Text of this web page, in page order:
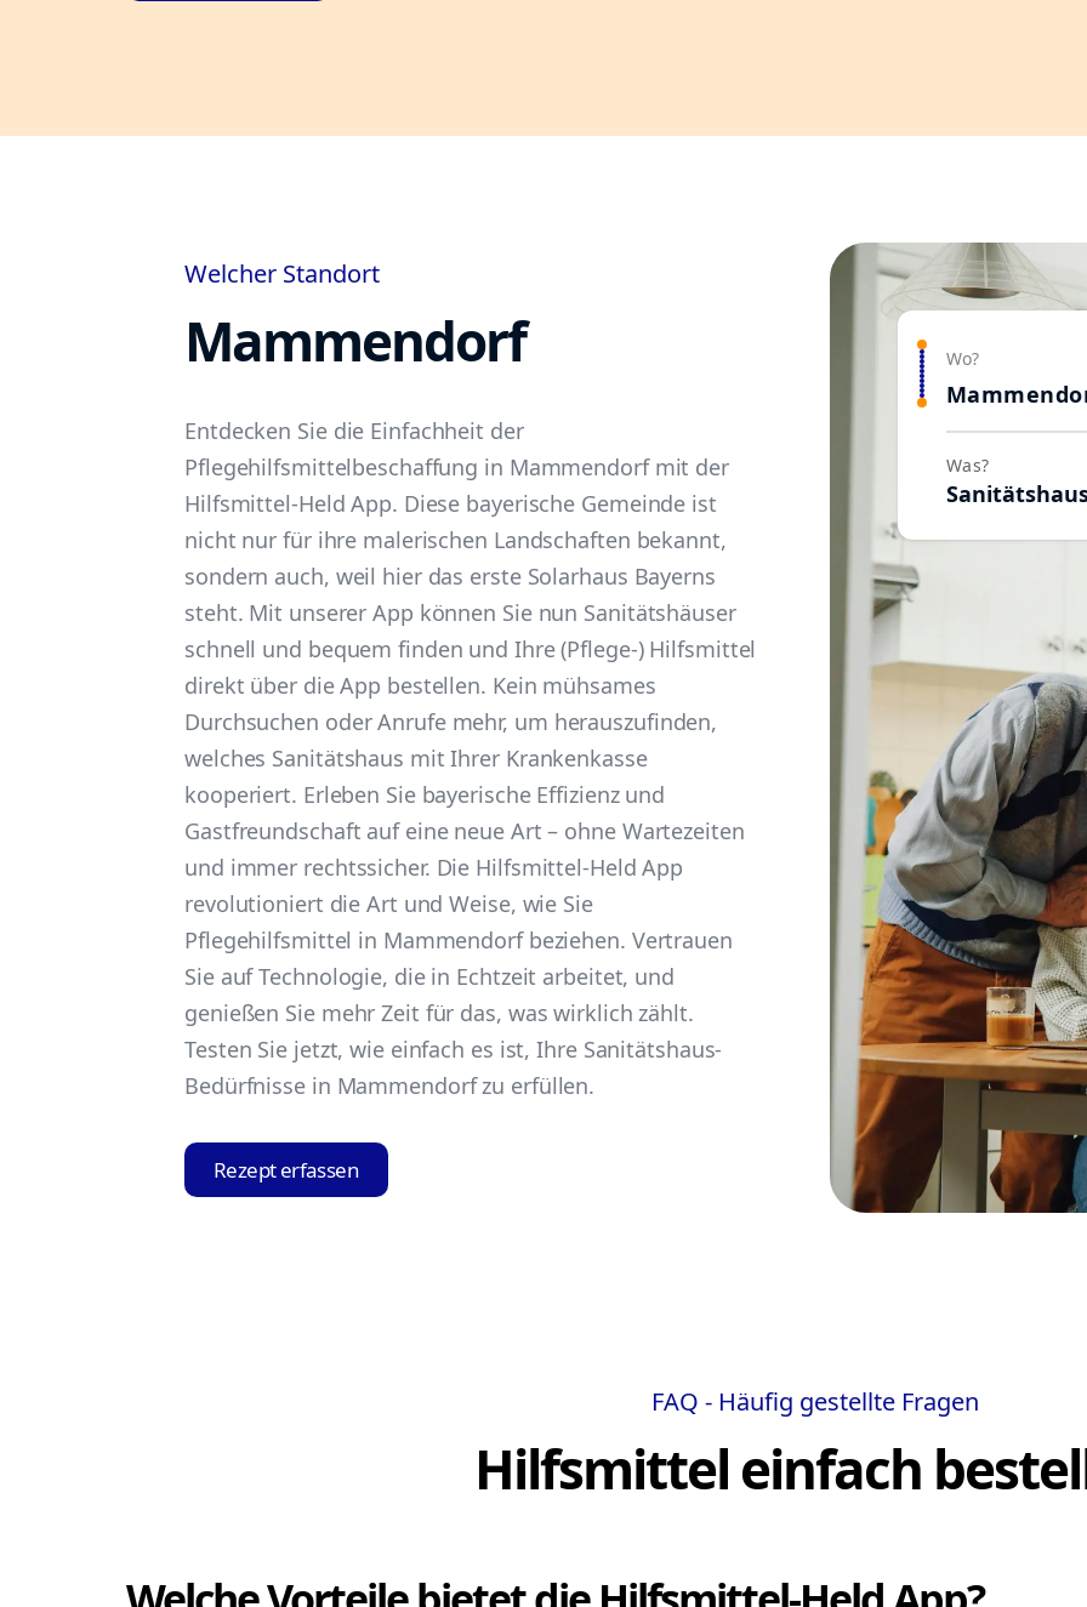
Welcher Standort
Mammendorf
Entdecken Sie die Einfachheit der
Pflegehilfsmittelbeschaffung in Mammendorf mit der
Hilfsmittel-Held App. Diese bayerische Gemeinde ist
nicht nur für ihre malerischen Landschaften bekannt,
sondern auch, weil hier das erste Solarhaus Bayerns
steht. Mit unserer App können Sie nun Sanitätshäuser
schnell und bequem finden und Ihre (Pflege-) Hilfsmittel
direkt über die App bestellen. Kein mühsames
Durchsuchen oder Anrufe mehr, um herauszufinden,
welches Sanitätshaus mit Ihrer Krankenkasse
kooperiert. Erleben Sie bayerische Effizienz und
Gastfreundschaft auf eine neue Art – ohne Wartezeiten
und immer rechtssicher. Die Hilfsmittel-Held App
revolutioniert die Art und Weise, wie Sie
Pflegehilfsmittel in Mammendorf beziehen. Vertrauen
Sie auf Technologie, die in Echtzeit arbeitet, und
genießen Sie mehr Zeit für das, was wirklich zählt.
Testen Sie jetzt, wie einfach es ist, Ihre Sanitätshaus-
Bedürfnisse in Mammendorf zu erfüllen.
Rezept erfassen
Wo?
Was?
FAQ - Häufig gestellte Fragen
Hilfsmittel einfach